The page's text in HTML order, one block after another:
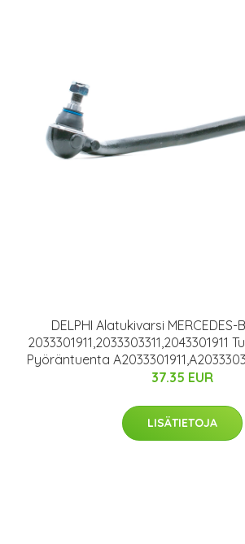
DELPHI Alatukivarsi MERCEDES-
2033301911,2033303311,2043301911
Pyöräntuenta
37.35 EUR
LISÄTIETOJA